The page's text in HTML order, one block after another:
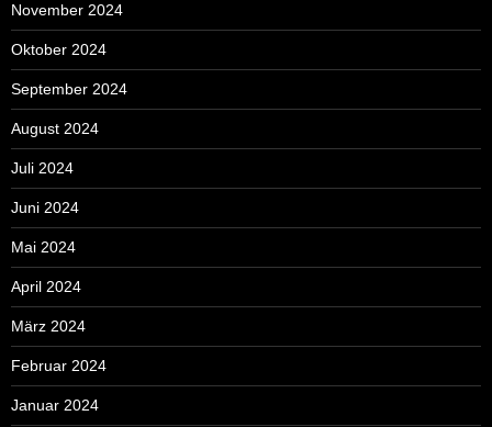
November 2024
Oktober 2024
September 2024
August 2024
Juli 2024
Juni 2024
Mai 2024
April 2024
März 2024
Februar 2024
Januar 2024